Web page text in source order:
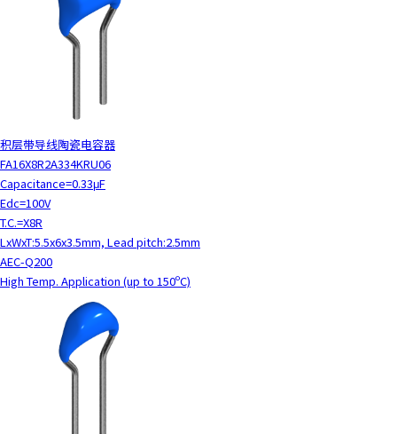
积层带导线陶瓷电容器
FA16X8R2A334KRU06
Capacitance=0.33μF
Edc=100V
T.C.=X8R
LxWxT:5.5x6x3.5mm, Lead pitch:2.5mm
AEC-Q200
High Temp. Application (up to 150ºC)